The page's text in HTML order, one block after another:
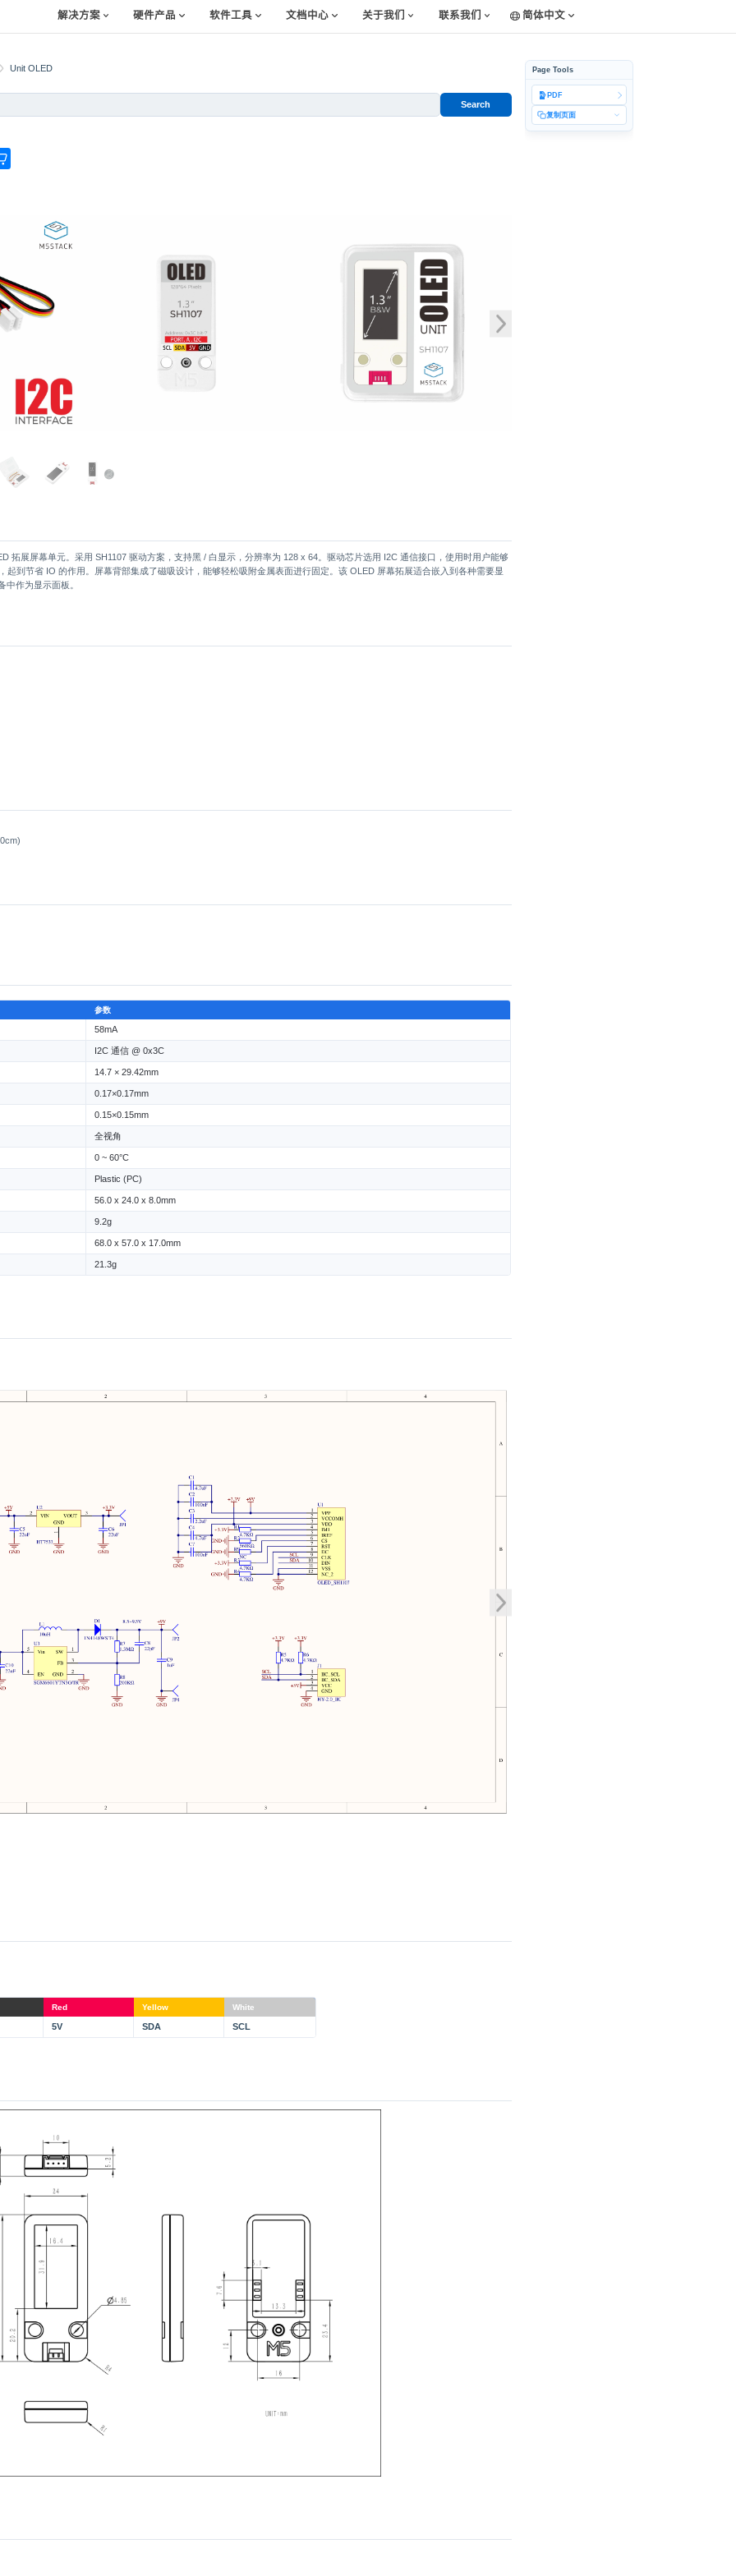
解决方案 硬件产品 软件工具 文档中心 关于我们 联系我们 简体中文
Unit OLED
Search
拓展屏幕单元。采用 SH1107 驱动方案，支持黑 / 白显示，分辨率为 128 x 64。驱动芯片选用 I2C 通信接口，使用时用户能够
起到节省 IO 的作用。屏幕背部集成了磁吸设计，能够轻松吸附金属表面进行固定。该 OLED 屏幕拓展适合嵌入到各种需要显
中作为显示面板。
参数
58mA
I2C 通信 @ 0x3C
14.7 × 29.42mm
0.17×0.17mm
0.15×0.15mm
全视角
0 ~ 60°C
Plastic (PC)
56.0 x 24.0 x 8.0mm
9.2g
68.0 x 57.0 x 17.0mm
21.3g
Red Yellow White
5V SDA SCL
Page Tools
PDF
复制页面